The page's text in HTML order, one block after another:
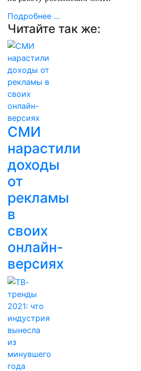
Подробнее ...
Читайте так же:
СМИ
нарастили
доходы
от
рекламы
в
своих
онлайн-
версиях